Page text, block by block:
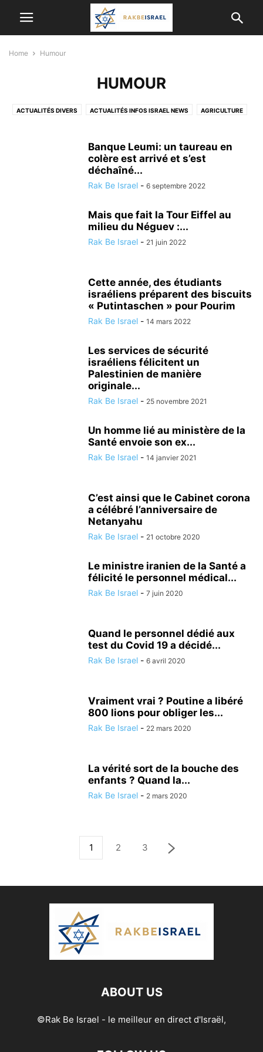
Home Humour
HUMOUR
ACTUALITÉS DIVERS ACTUALITÉS INFOS ISRAEL NEWS AGRICULTURE
CORONAVIRUS CULTURE, DIVERTISSEMENT EN ISRAËL
CYBER-SÉCURITÉ&INFORMATIQUE
DERNIERS ÉVÉNEMENTS A NE PAS MANQUER ECOLOGIE
GASTRONOMIE HUMANITAIRE HUMOUR
INFORMATIONS ÉTRANGÈRES INTELLIGENCE ARTIFICIELLE
JUDAISME/ RELIGION
PSYCHOLOGIE RÉALISATIONS MÉDICALES
SCIENCE ET TECHNOLOGIE SECOURISME SPORT TOURISME
VALEURS DE L'ETAT JUIF VÉHICULE VIE EN ISRAËL
Banque Leumi: un taureau en
colère est arrivé et s’est
déchaîné...
Rak Be Israel - 6 septembre 2022
Mais que fait la Tour Eiffel au
milieu du Néguev :...
Rak Be Israel - 21 juin 2022
Cette année, des étudiants
israéliens préparent des biscuits
« Putintaschen » pour Pourim
Rak Be Israel - 14 mars 2022
Les services de sécurité
israéliens félicitent un
Palestinien de manière
originale...
Rak Be Israel - 25 novembre 2021
Un homme lié au ministère de la
Santé envoie son ex...
Rak Be Israel - 14 janvier 2021
C’est ainsi que le Cabinet corona
a célébré l’anniversaire de
Netanyahu
Rak Be Israel - 21 octobre 2020
Le ministre iranien de la Santé a
félicité le personnel médical...
Rak Be Israel - 7 juin 2020
Quand le personnel dédié aux
test du Covid 19 a décidé...
Rak Be Israel - 6 avril 2020
Vraiment vrai ? Poutine a libéré
800 lions pour obliger les...
Rak Be Israel - 22 mars 2020
La vérité sort de la bouche des
enfants ? Quand la...
Rak Be Israel - 2 mars 2020
1 2 3
ABOUT US
©Rak Be Israel - le meilleur en direct d'Israël,